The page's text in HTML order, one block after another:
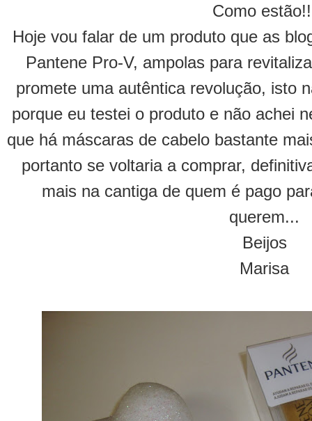
Como
Hoje vou falar de um produto que as
Pantene Pro-V, ampolas para
promete uma autêntica revolução, isto
porque eu testei o produto e não achei
que há máscaras de cabelo bastante
portanto se voltaria a comprar,
mais na cantiga de quem é pago
querem...
Beijos
Marisa